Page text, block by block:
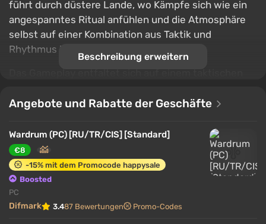
führt durch düstere Lande, wo Kämpfe sich wie ein
angespanntes Ritual anfühlen und die Atmosphäre
selbst auf einer Kombination aus Taktik und
Rhythmus basiert.
entscheidende Rolle: Die Fähigkeiten der Charaktere
Angriffe verstärken und neue Möglichkeiten
eröffnen. Die Planung von Zügen, das Platzieren von
Fallen und das Steuern der Positionen der Feinde
verweben sich mit der „musikalischen“ Logik des
Kampfes und verwandeln jede Auseinandersetzung
in eine Kombination aus Strategie und präziser
Beschreibung erweitern
Angebote und Rabatte der Geschäfte
Wardrum (PC) [RU/TR/CIS] [Standard]
€8
-15% mit dem Promocode happysale
Boosted
PC
Difmark 3.487 Bewertungen Promo-Codes